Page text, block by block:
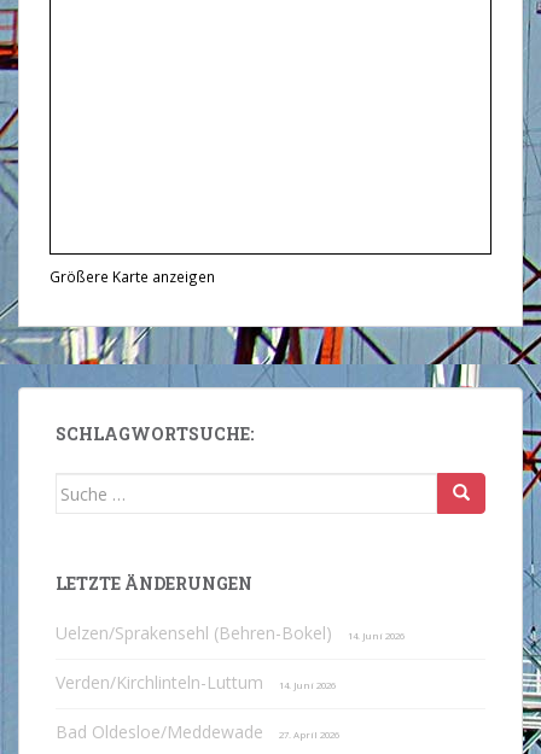
Größere Karte anzeigen
SCHLAGWORTSUCHE:
Suche
LETZTE ÄNDERUNGEN
Uelzen/Sprakensehl (Behren-Bokel) 14. Juni 2026
Verden/Kirchlinteln-Luttum 14. Juni 2026
Bad Oldesloe/Meddewade 27. April 2026